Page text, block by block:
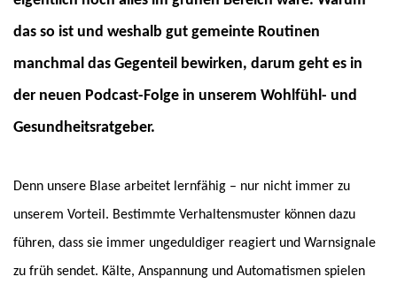
das so ist und weshalb gut gemeinte Routinen
manchmal das Gegenteil bewirken, darum geht es in
der neuen Podcast-Folge in unserem Wohlfühl- und
Gesundheitsratgeber.
Denn unsere Blase arbeitet lernfähig – nur nicht immer zu
unserem Vorteil. Bestimmte Verhaltensmuster können dazu
führen, dass sie immer ungeduldiger reagiert und Warnsignale
zu früh sendet. Kälte, Anspannung und Automatismen spielen